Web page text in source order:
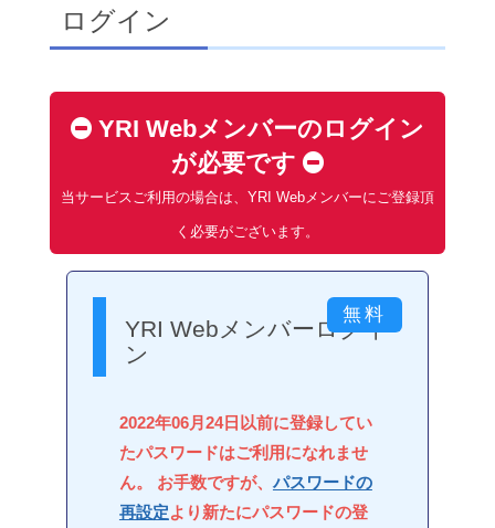
ログイン
YRI Webメンバーのログイン
が必要です
当サービスご利用の場合は、YRI Webメンバーにご登録頂
く必要がございます。
YRI Webメンバーログイ
ン
2022年06月24日以前に登録してい
たパスワードはご利用になれませ
ん。 お手数ですが、 パスワードの
再設定より新たにパスワードの登